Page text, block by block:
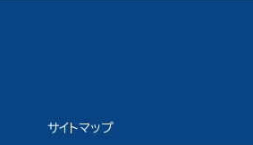
サイトマップ